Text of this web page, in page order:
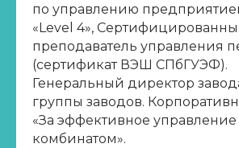
по управлению
«Level 4»,
преподаватель управления
(сертификат ВЭШ СПбГУЭФ).
Генеральный директор
группы заводов.
«За эффективное управление
комбинатом».